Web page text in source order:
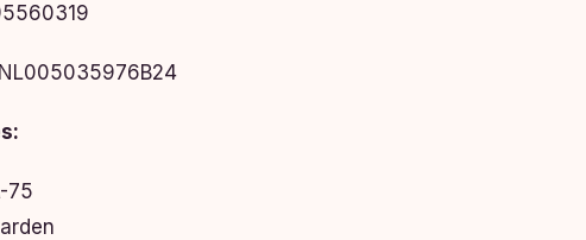
NL005035976B24
75